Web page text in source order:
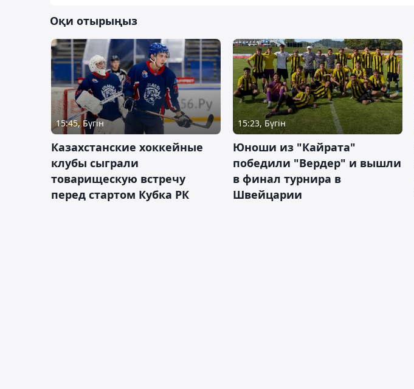
Оқи отырыңыз
15:45, Бүгін
Казахстанские хоккейные
клубы сыграли
товарищескую встречу
перед стартом Кубка РК
15:23, Бүгін
Юноши из "Кайрата"
победили "Вердер" и вышли
в финал турнира в
Швейцарии